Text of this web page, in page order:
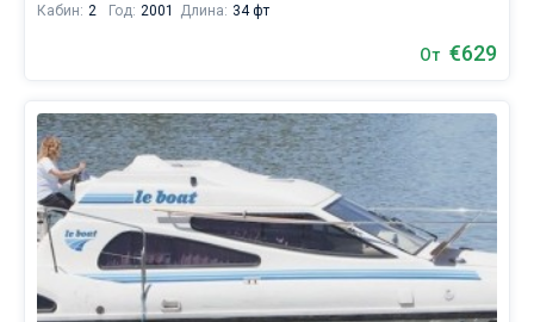
Кабин: 2 Год: 2001 Длина: 34 фт
От €629